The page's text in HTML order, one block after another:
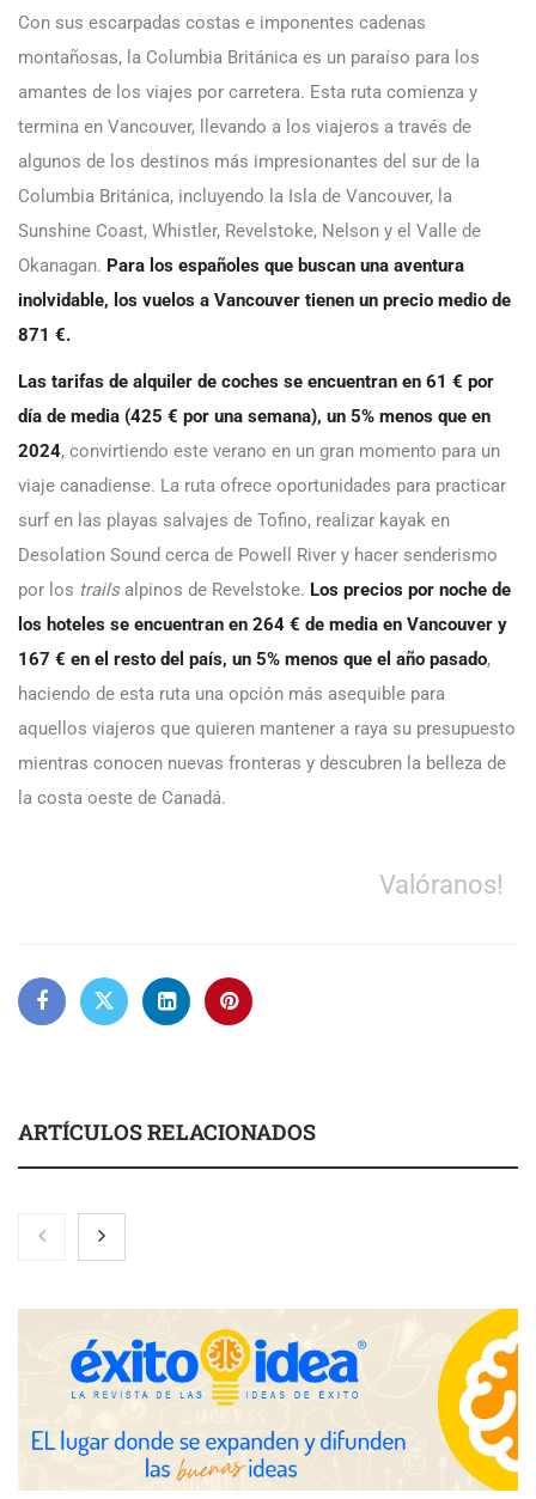
Con sus escarpadas costas e imponentes cadenas
montañosas, la Columbia Británica es un paraíso para los
amantes de los viajes por carretera. Esta ruta comienza y
termina en Vancouver, llevando a los viajeros a través de
algunos de los destinos más impresionantes del sur de la
Columbia Británica, incluyendo la Isla de Vancouver, la
Sunshine Coast, Whistler, Revelstoke, Nelson y el Valle de
Okanagan. Para los españoles que buscan una aventura
inolvidable, los vuelos a Vancouver tienen un precio medio de
871 €.
Las tarifas de alquiler de coches se encuentran en 61 € por
día de media (425 € por una semana), un 5% menos que en
2024, convirtiendo este verano en un gran momento para un
viaje canadiense. La ruta ofrece oportunidades para practicar
surf en las playas salvajes de Tofino, realizar kayak en
Desolation Sound cerca de Powell River y hacer senderismo
por los trails alpinos de Revelstoke. Los precios por noche de
los hoteles se encuentran en 264 € de media en Vancouver y
167 € en el resto del país, un 5% menos que el año pasado,
haciendo de esta ruta una opción más asequible para
aquellos viajeros que quieren mantener a raya su presupuesto
mientras conocen nuevas fronteras y descubren la belleza de
la costa oeste de Canadá.
Valóranos!
ARTÍCULOS RELACIONADOS
COMPALISS de LYSOTRIC: cuando un solo producto multiplica
las posibilidades del salón profesional
Fundación Mapfre y CISE lanzan el concurso ‘Talento Sénior’
para impulsar ideas innovadoras creadas por y para mayores
de 50 años